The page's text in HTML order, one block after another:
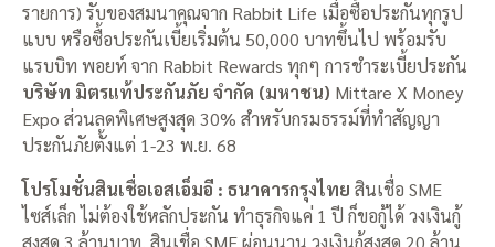
รายการ) รับของสมนาคุณจาก Rabbit Life เมื่อซื้อประกันทุกรูป
แบบ หรือซื้อประกันเบี้ยเริ่มต้น 50,000 บาทขึ้นไป พร้อมรับ
แรบบิท พอยท์ จาก Rabbit Rewards ทุกๆ การชำระเบี้ยประกัน
บริษัท มิตรแท้ประกันภัย จำกัด (มหาชน) Mittare X Money
Expo ส่วนลดพิเศษสูงสุด 30% สำหรับกรมธรรม์ที่ทำสัญญา
ประกันภัยตั้งแต่ 1-23 พ.ย. 68
โปรโมชั่นสินเชื่อเอสเอ็มอี : ธนาคารกรุงไทย สินเชื่อ SME
ไซส์เล็ก ไม่ต้องใช้หลักประกัน ทำธุรกิจแค่ 1 ปี ก็ขอกู้ได้ วงเงินกู้
สูงสุด 3 ล้านบาท, สินเชื่อ SME ผ่อนนาน วงเงินกู้สูงสุด 20 ล้าน